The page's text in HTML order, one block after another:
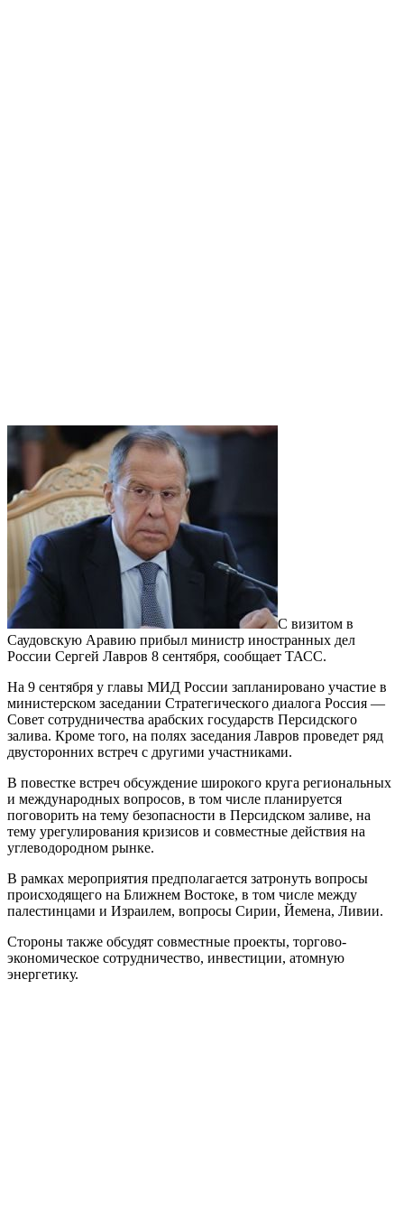
С визитом в
Саудовскую Аравию прибыл министр иностранных дел
России Сергей Лавров 8 сентября, сообщает ТАСС.
На 9 сентября у главы МИД России запланировано участие в
министерском заседании Стратегического диалога Россия —
Совет сотрудничества арабских государств Персидского
залива. Кроме того, на полях заседания Лавров проведет ряд
двусторонних встреч с другими участниками.
В повестке встреч обсуждение широкого круга региональных
и международных вопросов, в том числе планируется
поговорить на тему безопасности в Персидском заливе, на
тему урегулирования кризисов и совместные действия на
углеводородном рынке.
В рамках мероприятия предполагается затронуть вопросы
происходящего на Ближнем Востоке, в том числе между
палестинцами и Израилем, вопросы Сирии, Йемена, Ливии.
Стороны также обсудят совместные проекты, торгово-
экономическое сотрудничество, инвестиции, атомную
энергетику.